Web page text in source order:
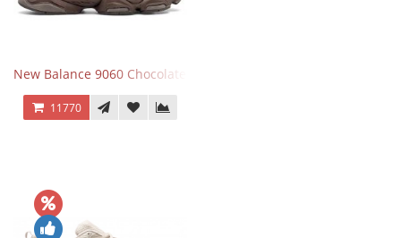
New Balance 9060 Chocolate Brown
11770